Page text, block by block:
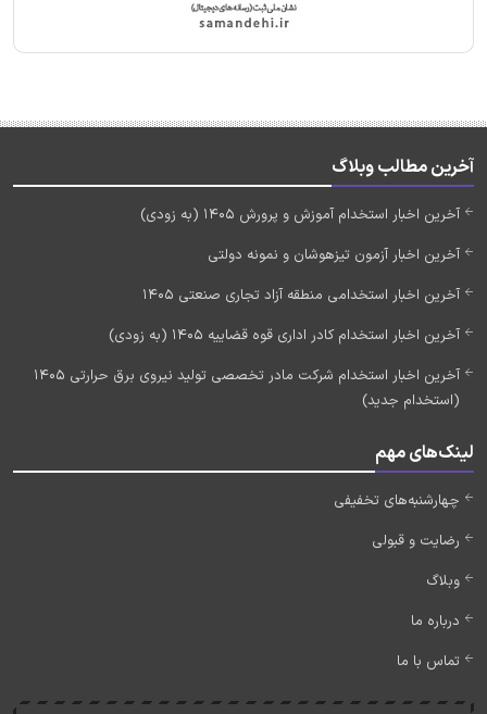
آخرین مطالب وبلاگ
آخرین اخبار استخدام آموزش و پرورش 1405 (به زودی)
آخرین اخبار آزمون تیزهوشان و نمونه دولتی
آخرین اخبار استخدامی منطقه آزاد تجاری صنعتی 1405
آخرین اخبار استخدام کادر اداری قوه قضاییه 1405 (به زودی)
آخرین اخبار استخدام شرکت مادر تخصصی تولید نیروی برق حرارتی 1405
(استخدام جدید)
لینک‌های مهم
چهارشنبه‌های تخفیفی
رضایت و قبولی
وبلاگ
درباره ما
تماس با ما